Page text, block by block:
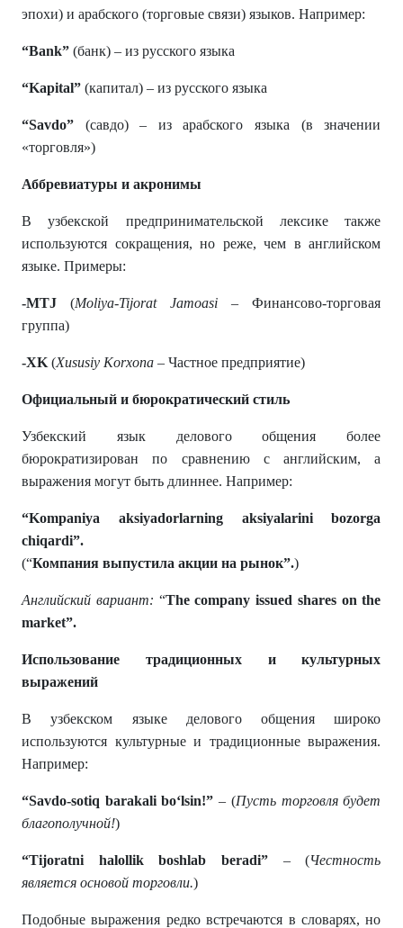
эпохи) и арабского (торговые связи) языков. Например:
“Bank” (банк) – из русского языка
“Kapital” (капитал) – из русского языка
“Savdo” (савдо) – из арабского языка (в значении
«торговля»)
Аббревиатуры и акронимы
В узбекской предпринимательской лексике также
используются сокращения, но реже, чем в английском
языке. Примеры:
-MTJ (Moliya-Tijorat Jamoasi – Финансово-торговая
группа)
-XK (Xususiy Korxona – Частное предприятие)
Официальный и бюрократический стиль
Узбекский язык делового общения более
бюрократизирован по сравнению с английским, а
выражения могут быть длиннее. Например:
“Kompaniya aksiyadorlarning aksiyalarini bozorga
chiqardi”.
(“Компания выпустила акции на рынок”.)
Английский вариант: “The company issued shares on the
market”.
Использование традиционных и культурных
выражений
В узбекском языке делового общения широко
используются культурные и традиционные выражения.
Например:
“Savdo-sotiq barakali bo‘lsin!” – (Пусть торговля будет
благополучной!)
“Tijoratni halollik boshlab beradi”– (Честность
является основой торговли.)
Подобные выражения редко встречаются в словарях, но